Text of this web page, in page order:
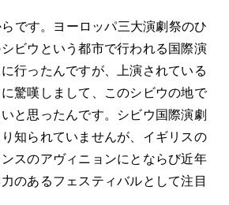
らです。ヨーロッパ三大演劇祭のひ
ビウという都市で行われる国際演
行ったんですが、上演されている
驚嘆しまして、このシビウの地で
と思ったんです。シビウ国際演劇
知られていませんが、イギリスの
スのアヴィニョンにとならび近年
のあるフェスティバルとして注目